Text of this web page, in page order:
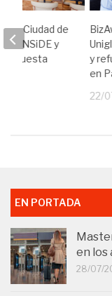
y
en
22/
a Ciudad de
INNSiDE y
apuesta
EN PORTADA
en los
28/07/